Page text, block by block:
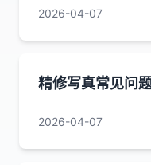
2026-04-07
精修写真常见问
2026-04-07